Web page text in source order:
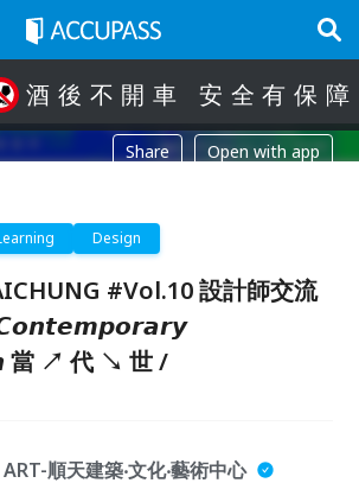
酒 後 不 開 車 安 全 有 保 障
Share Open with app
Design
#Vol.10 設計師交流
𝘾𝙤𝙣𝙩𝙚𝙢𝙥𝙤𝙧𝙖𝙧𝙮
當 ↗︎ 代 ↘︎ 世 /
順天建築‧文化‧藝術中心